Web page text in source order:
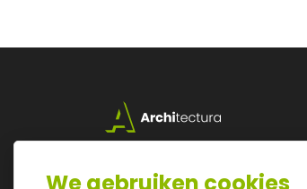
3500 Hasselt